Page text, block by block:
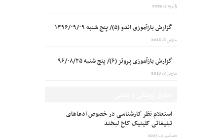
ژانویه 3, 2019
گزارش بازآموزی اندو (۵)/ پنج شنبه ۱۳۹۶/۰۹/۰۹
مارس 8, 2018
گزارش بازآموزی پروتز (۶)/ پنج شنبه ۹۶/۰۸/۲۵
مارس 8, 2018
استعلام نظر کارشناسی در خصوص ادعاهای
تبلیغاتی کلینیک کاخ لبخند
دسامبر 4, 2025